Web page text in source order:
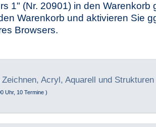
1" (Nr. 20901) in den Warenkorb
Warenkorb und aktivieren Sie
Browsers.
Zeichnen, Acryl, Aquarell und Strukturen
Uhr, 10 Termine )